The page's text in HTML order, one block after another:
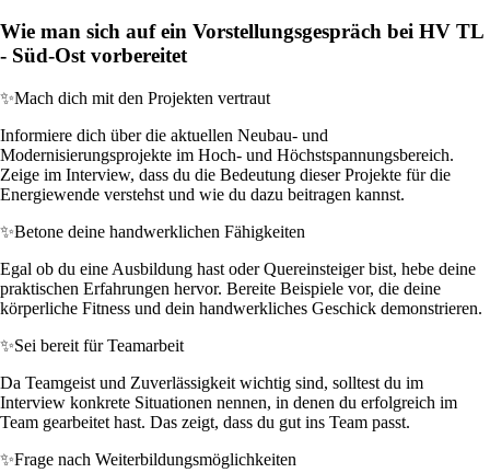
Wie man sich auf ein Vorstellungsgespräch bei HV TL
- Süd-Ost vorbereitet
✨Mach dich mit den Projekten vertraut
Informiere dich über die aktuellen Neubau- und
Modernisierungsprojekte im Hoch- und Höchstspannungsbereich.
Zeige im Interview, dass du die Bedeutung dieser Projekte für die
Energiewende verstehst und wie du dazu beitragen kannst.
✨Betone deine handwerklichen Fähigkeiten
Egal ob du eine Ausbildung hast oder Quereinsteiger bist, hebe deine
praktischen Erfahrungen hervor. Bereite Beispiele vor, die deine
körperliche Fitness und dein handwerkliches Geschick demonstrieren.
✨Sei bereit für Teamarbeit
Da Teamgeist und Zuverlässigkeit wichtig sind, solltest du im
Interview konkrete Situationen nennen, in denen du erfolgreich im
Team gearbeitet hast. Das zeigt, dass du gut ins Team passt.
✨Frage nach Weiterbildungsmöglichkeiten